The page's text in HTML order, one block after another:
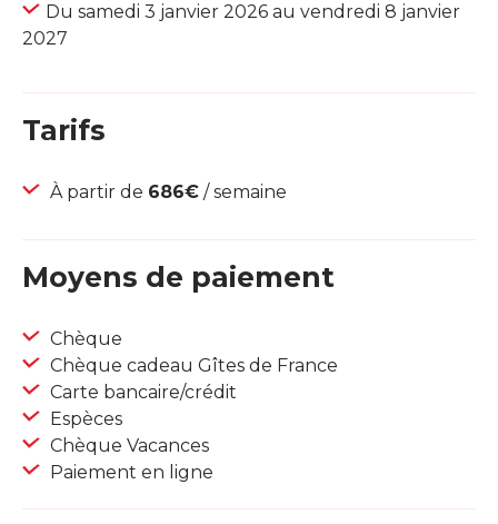
Du samedi 3 janvier 2026 au vendredi 8 janvier
2027
Tarifs
À partir de 686€ / semaine
Moyens de paiement
Chèque
Chèque cadeau Gîtes de France
Carte bancaire/crédit
Espèces
Chèque Vacances
Paiement en ligne